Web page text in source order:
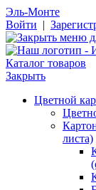
Эль-Монте
Войти |
Каталог товаров
Закрыть
Цветной
листа)